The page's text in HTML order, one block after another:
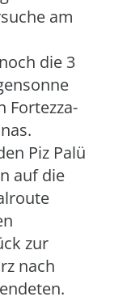
am
die 3
Fortezza-
Piz Palü
auf die
zur
nach